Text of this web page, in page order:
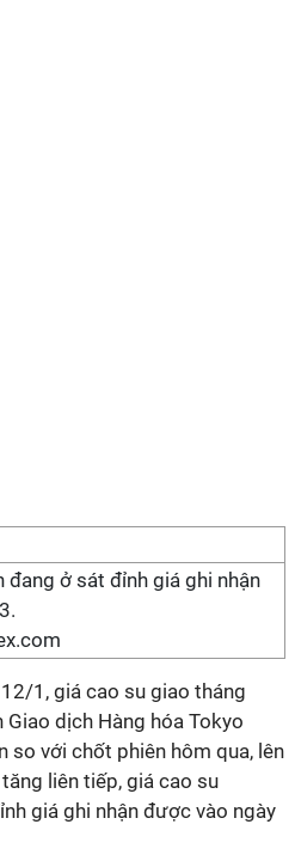
đang ở sát đỉnh giá ghi nhận
1, giá cao su giao tháng
dịch Hàng hóa Tokyo
so với chốt phiên hôm qua, lên
liên tiếp, giá cao su
giá ghi nhận được vào ngày